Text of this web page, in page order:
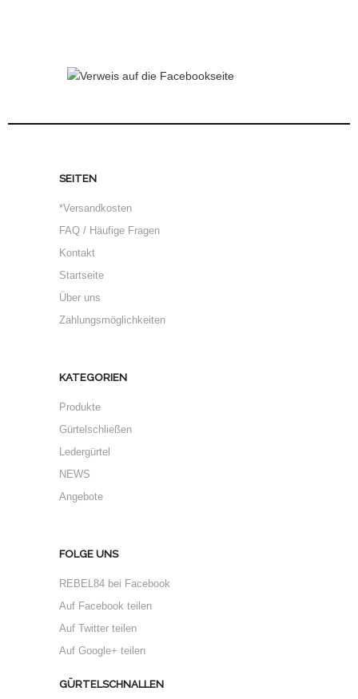
SEITEN
*Versandkosten
FAQ / Häufige Fragen
Kontakt
Startseite
Über uns
Zahlungsmöglichkeiten
KATEGORIEN
Produkte
Gürtelschließen
Ledergürtel
NEWS
Angebote
FOLGE UNS
REBEL84 bei Facebook
Auf Facebook teilen
Auf Twitter teilen
Auf Google+ teilen
GÜRTELSCHNALLEN